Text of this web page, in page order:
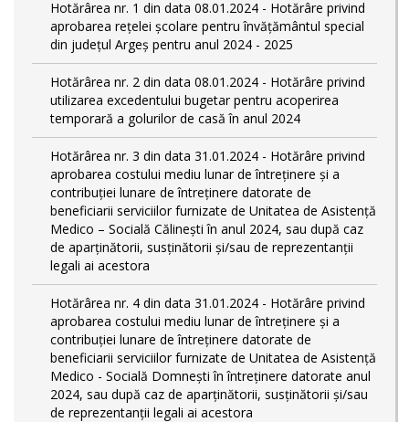
Hotărârea nr. 1 din data 08.01.2024 - Hotărâre privind
aprobarea rețelei școlare pentru învățământul special
din județul Argeș pentru anul 2024 - 2025
Hotărârea nr. 2 din data 08.01.2024 - Hotărâre privind
utilizarea excedentului bugetar pentru acoperirea
temporară a golurilor de casă în anul 2024
Hotărârea nr. 3 din data 31.01.2024 - Hotărâre privind
aprobarea costului mediu lunar de întreținere și a
contribuției lunare de întreținere datorate de
beneficiarii serviciilor furnizate de Unitatea de Asistență
Medico – Socială Călineşti în anul 2024, sau după caz
de aparținătorii, susținătorii și/sau de reprezentanții
legali ai acestora
Hotărârea nr. 4 din data 31.01.2024 - Hotărâre privind
aprobarea costului mediu lunar de întreținere și a
contribuției lunare de întreținere datorate de
beneficiarii serviciilor furnizate de Unitatea de Asistență
Medico - Socială Domnești în întreținere datorate anul
2024, sau după caz de aparținătorii, susținătorii și/sau
de reprezentanții legali ai acestora